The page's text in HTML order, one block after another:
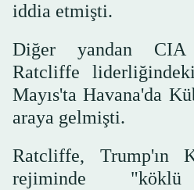
iddia etmişti.
Diğer yandan
Ratcliffe
Mayıs'ta Havana'da
araya gelmişti.
Ratcliffe, Trump'ın
rejiminde "köklü